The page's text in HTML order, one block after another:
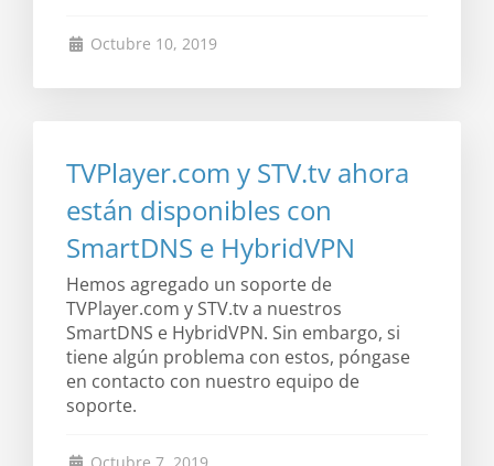
Octubre 10, 2019
TVPlayer.com y STV.tv ahora
están disponibles con
SmartDNS e HybridVPN
Hemos agregado un soporte de
TVPlayer.com y STV.tv a nuestros
SmartDNS e HybridVPN. Sin embargo, si
tiene algún problema con estos, póngase
en contacto con nuestro equipo de
soporte.